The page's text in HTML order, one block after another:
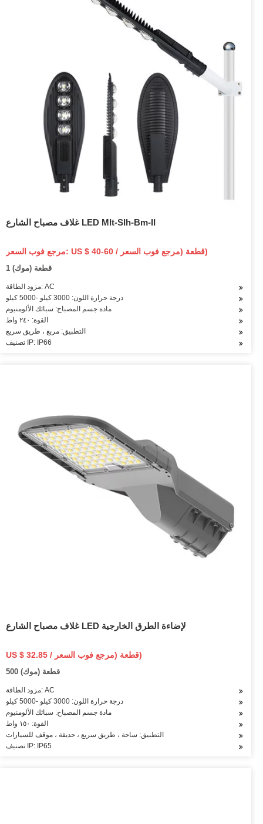
غلاف مصباح الشارع LED Mlt-Slh-Bm-II
مرجع فوب السعر: US $ 40-60 / قطعة (مرجع فوب السعر)
1 قطعة (موك)
مزود الطاقة: AC
درجة حرارة اللون: 3000 كيلو -5000 كيلو
مادة جسم المصباح: سبائك الألومنيوم
القوة: ٢٤٠ واط
التطبيق: مربع ، طريق سريع
تصنيف IP: IP66
غلاف مصباح الشارع LED لإضاءة الطرق الخارجية
US $ 32.85 / قطعة (مرجع فوب السعر)
500 قطعة (موك)
مزود الطاقة: AC
درجة حرارة اللون: 3000 كيلو -5000 كيلو
مادة جسم المصباح: سبائك الألومنيوم
القوة: ١٥٠ واط
التطبيق: ساحة ، طريق سريع ، حديقة ، موقف للسيارات
تصنيف IP: IP65